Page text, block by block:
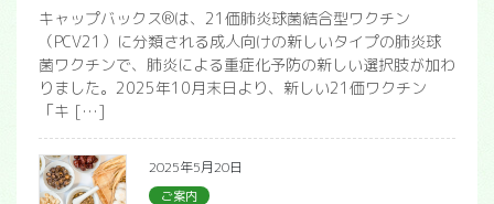
キャップバックス®は、21価肺炎球菌結合型ワクチン
（PCV21）に分類される成人向けの新しいタイプの肺炎球
菌ワクチンで、肺炎による重症化予防の新しい選択肢が加わ
りました。2025年10月末日より、新しい21価ワクチン
「キ […]
2025年5月20日
ご案内